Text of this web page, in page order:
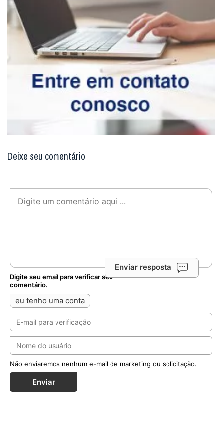
Deixe seu comentário
Enviar resposta
Digite seu email para verificar seu
comentário.
eu tenho uma conta
Não enviaremos nenhum e-mail de marketing ou solicitação.
Enviar